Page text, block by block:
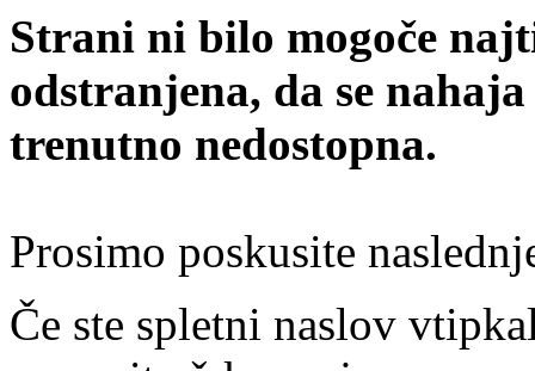
Strani ni bilo mogoče
odstranjena, da se
trenutno nedostopna.
Prosimo poskusite
Če ste spletni naslov